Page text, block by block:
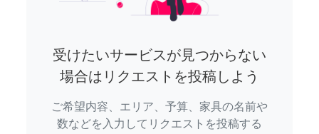
受けたいサービスが見つからない
場合はリクエストを投稿しよう
ご希望内容、エリア、予算、家具の名前や
数などを入力してリクエストを投稿する